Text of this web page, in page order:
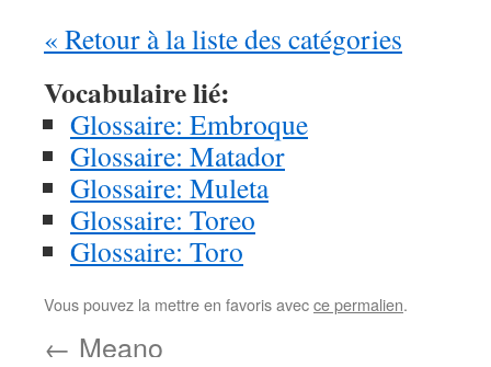
« Retour à la liste des catégories
Vocabulaire lié:
Glossaire: Embroque
Glossaire: Matador
Glossaire: Muleta
Glossaire: Toreo
Glossaire: Toro
Vous pouvez la mettre en favoris avecce permalien.
← Meano